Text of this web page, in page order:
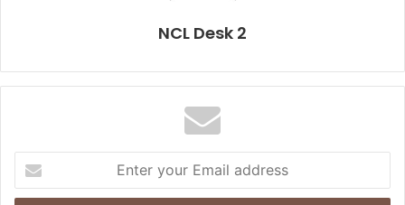
NCL Desk 2
t